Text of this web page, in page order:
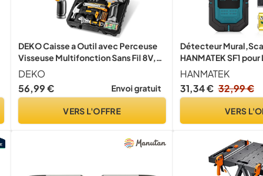
DEKO Caisse a Outil avec Perceuse
Visseuse Multifonction Sans Fil 8V,
126 Pièces Malette Outils complete,
Ensemble d'Outils avec
Perceusepour Réparation, Entretien
DEKO
56,99 €
Envoi gratuit
VERS L'OFFRE
Détecteur
HANMATEK SF1
Métaux,Chevilles en
électriques CA
HANMATEK
31,34 € 32,99 €
VERS